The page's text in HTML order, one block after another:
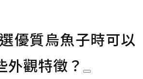
優質烏魚子時可以
外觀特徵？